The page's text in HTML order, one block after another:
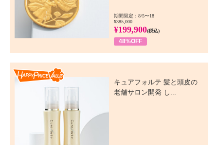
期間限定：8/5〜18
¥385,000
¥199,900(税込)
48%OFF
キュアフォルテ 髪と頭皮の
老舗サロン開発 し...